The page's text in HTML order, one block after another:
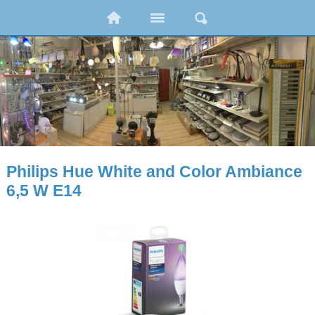
Philips Hue White and Color Ambiance
6,5 W E14